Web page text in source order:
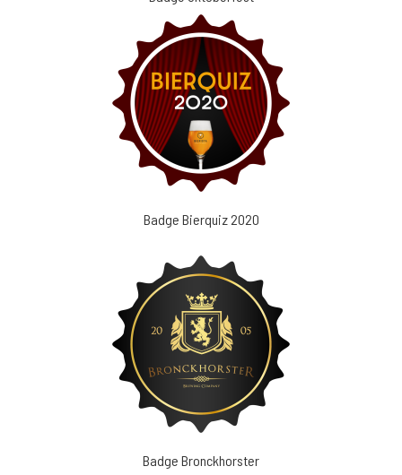
Badge Bierquiz 2020
Badge Bronckhorster